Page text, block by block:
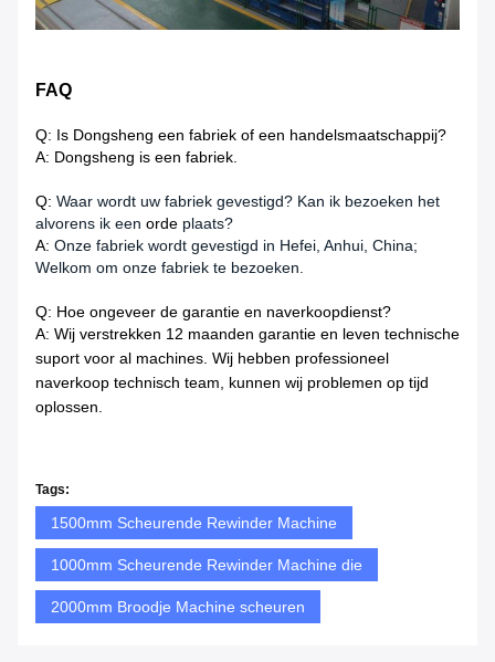
FAQ
Q: Is Dongsheng een fabriek of een handelsmaatschappij?
A: Dongsheng is een fabriek.
Q: Waar wordt uw fabriek gevestigd? Kan ik bezoeken het
alvorens ik een orde plaats?
A: Onze fabriek wordt gevestigd in Hefei, Anhui, China;
Welkom om onze fabriek te bezoeken.
Q: Hoe ongeveer de garantie en naverkoopdienst?
A: Wij verstrekken 12 maanden garantie en leven technische
suport voor al machines. Wij hebben professioneel
naverkoop technisch team, kunnen wij problemen op tijd
oplossen.
Tags:
1500mm Scheurende Rewinder Machine
1000mm Scheurende Rewinder Machine die
2000mm Broodje Machine scheuren